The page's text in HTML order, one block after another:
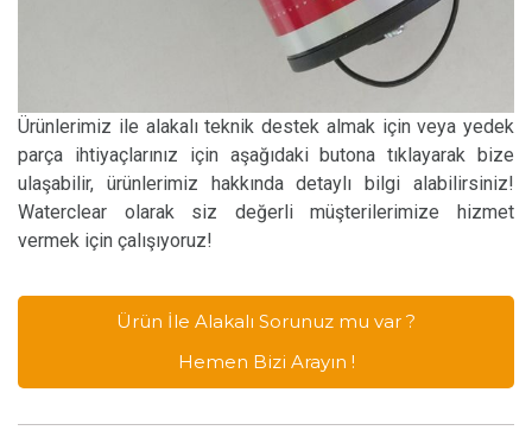
Ürünlerimiz ile alakalı teknik destek almak için veya yedek
parça ihtiyaçlarınız için aşağıdaki butona tıklayarak bize
ulaşabilir, ürünlerimiz hakkında detaylı bilgi alabilirsiniz!
Waterclear olarak siz değerli müşterilerimize hizmet
vermek için çalışıyoruz!
Ürün İle Alakalı Sorunuz mu var ?
Hemen Bizi Arayın !